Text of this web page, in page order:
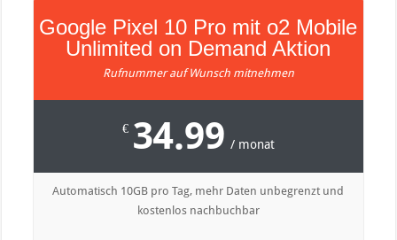
Google Pixel 10 Pro mit o2 Mobile
Unlimited on Demand Aktion
Rufnummer auf Wunsch mitnehmen
€ 34.99 / monat
Automatisch 10GB pro Tag, mehr Daten unbegrenzt und
kostenlos nachbuchbar